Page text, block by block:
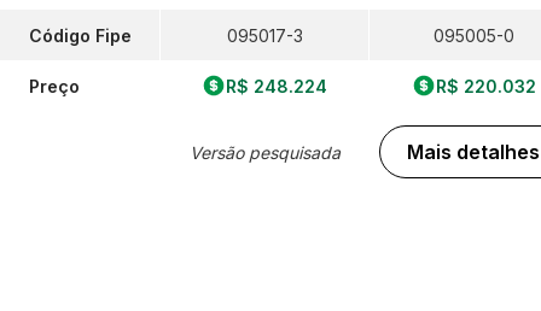
Código Fipe
Preço
095017-3
R$ 248.224
Versão pesquisada
095005-0
R$ 220.032
Mais detalhes